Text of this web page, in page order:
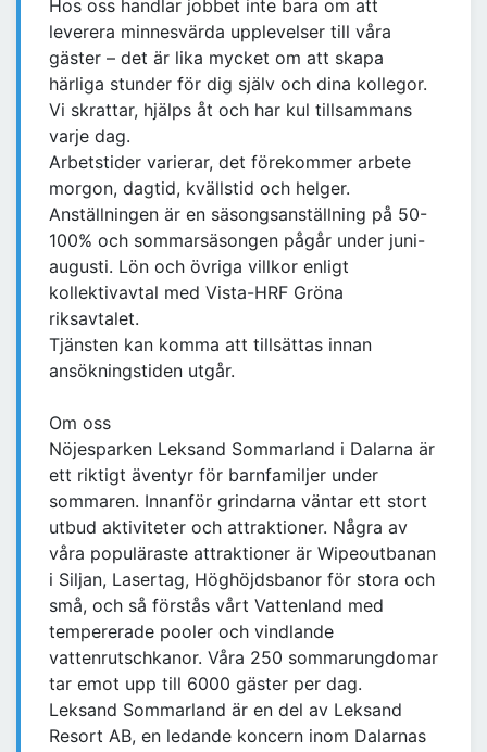
Hos oss handlar jobbet inte bara om att
leverera minnesvärda upplevelser till våra
gäster – det är lika mycket om att skapa
härliga stunder för dig själv och dina kollegor.
Vi skrattar, hjälps åt och har kul tillsammans
varje dag.
Arbetstider varierar, det förekommer arbete
morgon, dagtid, kvällstid och helger.
Anställningen är en säsongsanställning på 50-
100% och sommarsäsongen pågår under juni-
augusti. Lön och övriga villkor enligt
kollektivavtal med Vista-HRF Gröna
riksavtalet.
Tjänsten kan komma att tillsättas innan
ansökningstiden utgår.
Om oss
Nöjesparken Leksand Sommarland i Dalarna är
ett riktigt äventyr för barnfamiljer under
sommaren. Innanför grindarna väntar ett stort
utbud aktiviteter och attraktioner. Några av
våra populäraste attraktioner är Wipeoutbanan
i Siljan, Lasertag, Höghöjdsbanor för stora och
små, och så förstås vårt Vattenland med
tempererade pooler och vindlande
vattenrutschkanor. Våra 250 sommarungdomar
tar emot upp till 6000 gäster per dag.
Leksand Sommarland är en del av Leksand
Resort AB, en ledande koncern inom Dalarnas